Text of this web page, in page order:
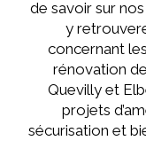
de savoir sur
y
concernant
rénovation
Quevilly et
projets
sécurisation et